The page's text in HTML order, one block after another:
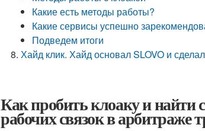
Какие есть методы работы?
Какие сервисы успешно
Подведем итоги
Хайд клик. Хайд основал SLOVO и
Как пробить клоаку и найти
рабочих связок в арбитраже